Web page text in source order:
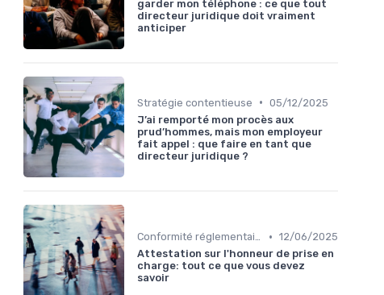
garder mon téléphone : ce que tout
directeur juridique doit vraiment
anticiper
Stratégie contentieuse • 05/12/2025
J’ai remporté mon procès aux
prud’hommes, mais mon employeur
fait appel : que faire en tant que
directeur juridique ?
Conformité réglementaire • 12/06/2025
Attestation sur l'honneur de prise en
charge: tout ce que vous devez
savoir